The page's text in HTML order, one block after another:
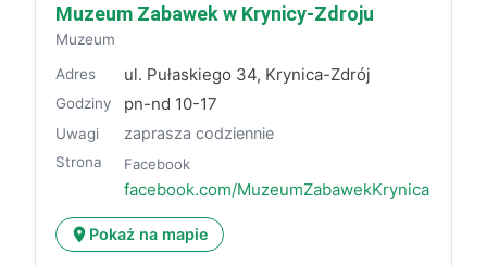
Muzeum Zabawek w Krynicy-Zdroju
Muzeum
Adres ul. Pułaskiego 34, Krynica-Zdrój
Godziny pn-nd 10-17
Uwagi zaprasza codziennie
Strona Facebook
facebook.com/MuzeumZabawekKrynica
Pokaż na mapie